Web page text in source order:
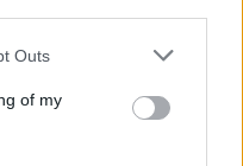
Outs
of my
zbog čega je
interesima i
tužitelj je predložio